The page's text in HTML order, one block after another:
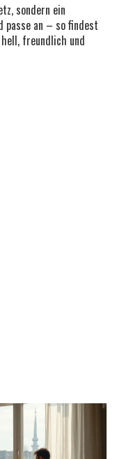
sondern ein
passe an – so findest
freundlich und